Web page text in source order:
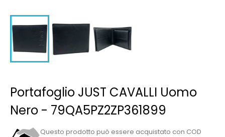
Portafoglio JUST CAVALLI Uomo
Nero - 79QA5PZ2ZP361899
Questo prodotto può essere acquistato con COD